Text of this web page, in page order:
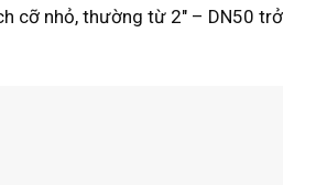
cỡ nhỏ, thường từ 2″ – DN50 trở